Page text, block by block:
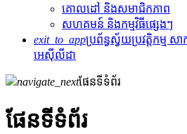
គោលដៅ និងសមាជិកភាព
សហគមន៍ និងកម្មវិធីផ្សេងៗ
exit_to_appប្រព័ន្ធស្វ័យប្រវត្តិកម្ម
អេស៊ីលីដា
navigate_nextផែនទីទំព័រ
ផែនទីទំព័រ